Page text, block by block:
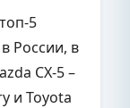
5
России, в
CX-5 –
и Toyota